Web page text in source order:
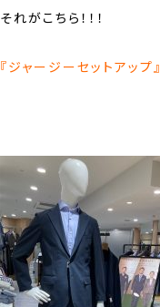
それがこちら！！！
『ジャージーセットアップ』